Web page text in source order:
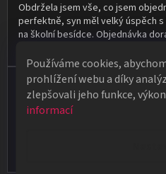
Používáme cookies,
prohlížení webu a díky
zlepšovali jeho funkce,
informací
Obdržela jsem vše, co jsem
perfektně, syn měl velký úspěch
na školní besídce. Objednávka
Vladimír Jirsák
★★★★★